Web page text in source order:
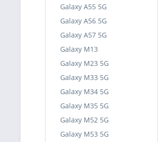
Galaxy A55 5G
Galaxy A56 5G
Galaxy A57 5G
Galaxy M13
Galaxy M23 5G
Galaxy M33 5G
Galaxy M34 5G
Galaxy M35 5G
Galaxy M52 5G
Galaxy M53 5G